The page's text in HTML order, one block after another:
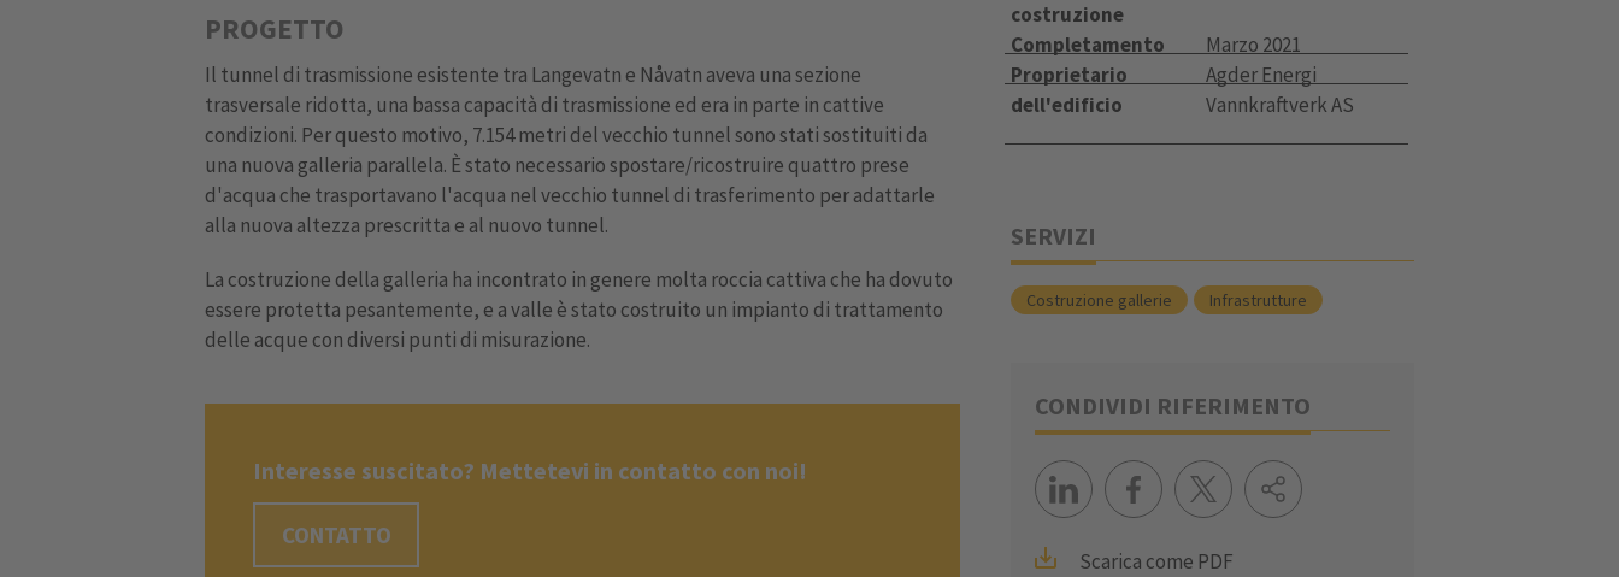
PROGETTO
Il tunnel di trasmissione esistente tra Langevatn e Nåvatn aveva una sezione
trasversale ridotta, una bassa capacità di trasmissione ed era in parte in cattive
condizioni. Per questo motivo, 7.154 metri del vecchio tunnel sono stati sostituiti da
una nuova galleria parallela. È stato necessario spostare/ricostruire quattro prese
d'acqua che trasportavano l'acqua nel vecchio tunnel di trasferimento per adattarle
alla nuova altezza prescritta e al nuovo tunnel.
La costruzione della galleria ha incontrato in genere molta roccia cattiva che ha dovuto
essere protetta pesantemente, e a valle è stato costruito un impianto di trattamento
delle acque con diversi punti di misurazione.
Interesse suscitato? Mettetevi in contatto con noi!
CONTATTO
costruzione
Completamento
Marzo 2021
Proprietario
dell'edificio
Agder Energi
Vannkraftverk AS
SERVIZI
Costruzione gallerie Infrastrutture
CONDIVIDI RIFERIMENTO
Scarica come PDF